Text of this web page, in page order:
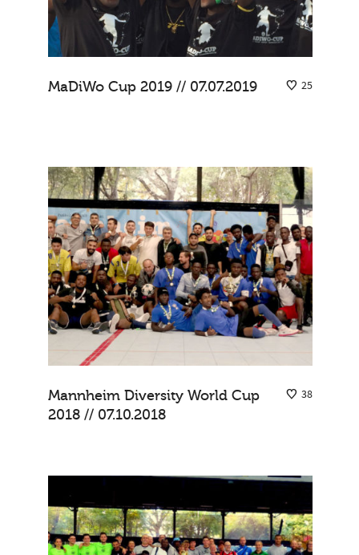
25
MaDiWo Cup 2019 // 07.07.2019
38
Mannheim Diversity World Cup
2018 // 07.10.2018